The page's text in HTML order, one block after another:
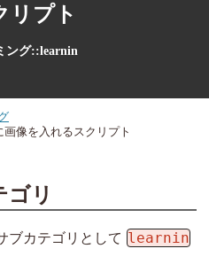
リプト
ング::learnin
画像を入れるスクリプト
リ
ブカテゴリとして learnin